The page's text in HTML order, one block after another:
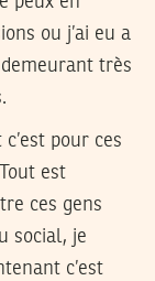
ou j’ai eu a
très
pour ces
est
ces gens
social, je
c’est